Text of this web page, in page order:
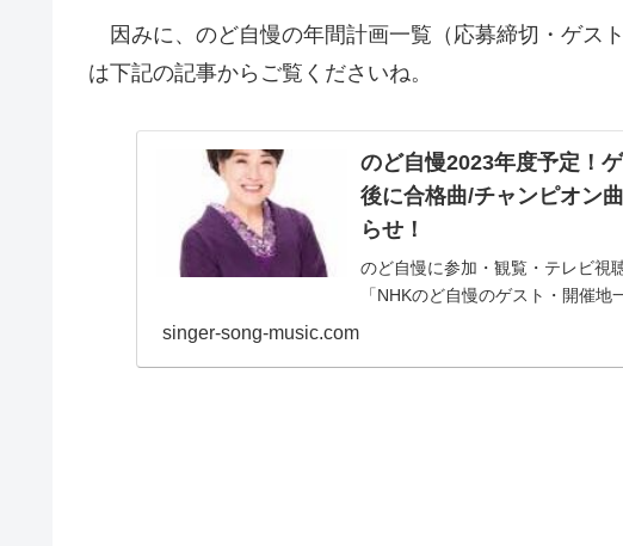
因みに、のど自慢の年間計画一覧（応募締切・ゲス
は下記の記事からご覧くださいね。
のど自慢2023年度予定！
後に合格曲/チャンピオン
らせ！
のど自慢に参加・観覧・テレビ視
「NHKのど自慢のゲスト・開催
たの地元でど自慢が開催される
singer-song-music.com